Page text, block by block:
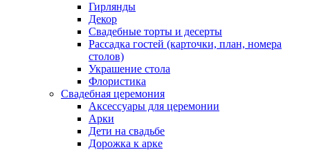
Гирлянды
Декор
Свадебные торты и десерты
Рассадка гостей (карточки, план, номера
столов)
Украшение стола
Флористика
Свадебная церемония
Аксессуары для церемонии
Арки
Дети на свадьбе
Дорожка к арке